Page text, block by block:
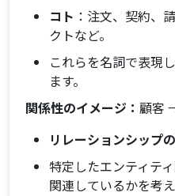
コト ：注文、契約、
クトなど。
これらを名詞で表現
ます。
関係性のイメージ：顧客
リレーションシップ
特定したエンティテ
関連しているかを考え